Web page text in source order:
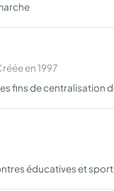
en 1997
fins de centralisation
éducatives et